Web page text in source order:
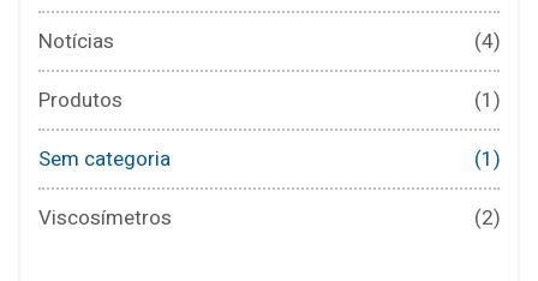
Notícias
(4)
Produtos
(1)
Sem categoria
(1)
Viscosímetros
(2)